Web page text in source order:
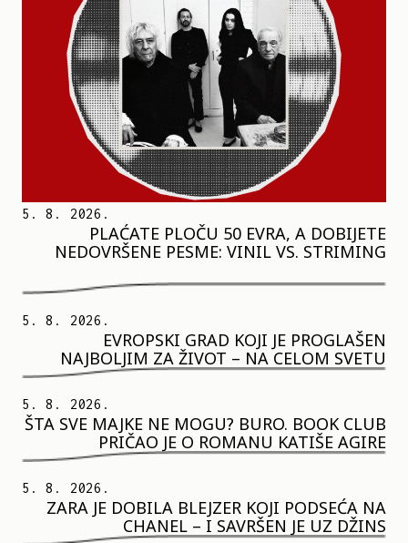
5. 8. 2026.
PLAĆATE PLOČU 50 EVRA, A DOBIJETE
NEDOVRŠENE PESME: VINIL VS. STRIMING
5. 8. 2026.
EVROPSKI GRAD KOJI JE PROGLAŠEN
NAJBOLJIM ZA ŽIVOT – NA CELOM SVETU
5. 8. 2026.
ŠTA SVE MAJKE NE MOGU? BURO. BOOK CLUB
PRIČAO JE O ROMANU KATIŠE AGIRE
5. 8. 2026.
ZARA JE DOBILA BLEJZER KOJI PODSEĆA NA
CHANEL – I SAVRŠEN JE UZ DŽINS